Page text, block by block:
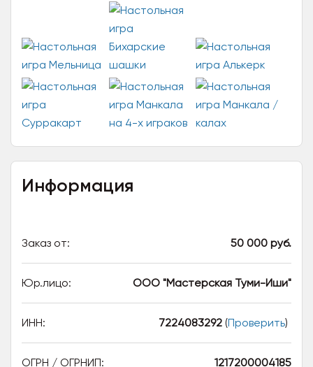
Информация
Заказ от: 50 000 руб.
Юр.лицо: ООО "Мастерская Туми-Иши"
ИНН: 7224083292 (Проверить)
ОГРН / ОГРНИП: 1217200004185